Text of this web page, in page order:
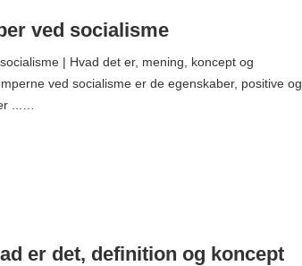
ved socialisme
| Hvad det er, mening, koncept og
ved socialisme er de egenskaber, positive og
...…
er det, definition og koncept